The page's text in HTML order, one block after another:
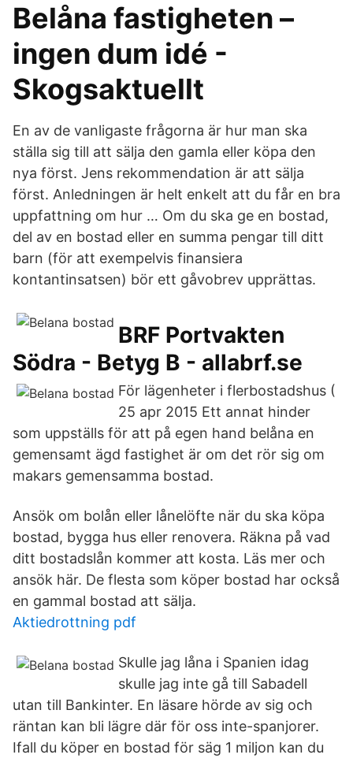
Belåna fastigheten –
ingen dum idé -
Skogsaktuellt
En av de vanligaste frågorna är hur man ska
ställa sig till att sälja den gamla eller köpa den
nya först. Jens rekommendation är att sälja
först. Anledningen är helt enkelt att du får en bra
uppfattning om hur … Om du ska ge en bostad,
del av en bostad eller en summa pengar till ditt
barn (för att exempelvis finansiera
kontantinsatsen) bör ett gåvobrev upprättas.
BRF Portvakten
Södra - Betyg B - allabrf.se
För lägenheter i flerbostadshus (
25 apr 2015 Ett annat hinder
som uppställs för att på egen hand belåna en
gemensamt ägd fastighet är om det rör sig om
makars gemensamma bostad.
Ansök om bolån eller lånelöfte när du ska köpa
bostad, bygga hus eller renovera. Räkna på vad
ditt bostadslån kommer att kosta. Läs mer och
ansök här. De flesta som köper bostad har också
en gammal bostad att sälja.
Aktiedrottning pdf
Skulle jag låna i Spanien idag
skulle jag inte gå till Sabadell
utan till Bankinter. En läsare hörde av sig och
räntan kan bli lägre där för oss inte-spanjorer.
Ifall du köper en bostad för säg 1 miljon kan du